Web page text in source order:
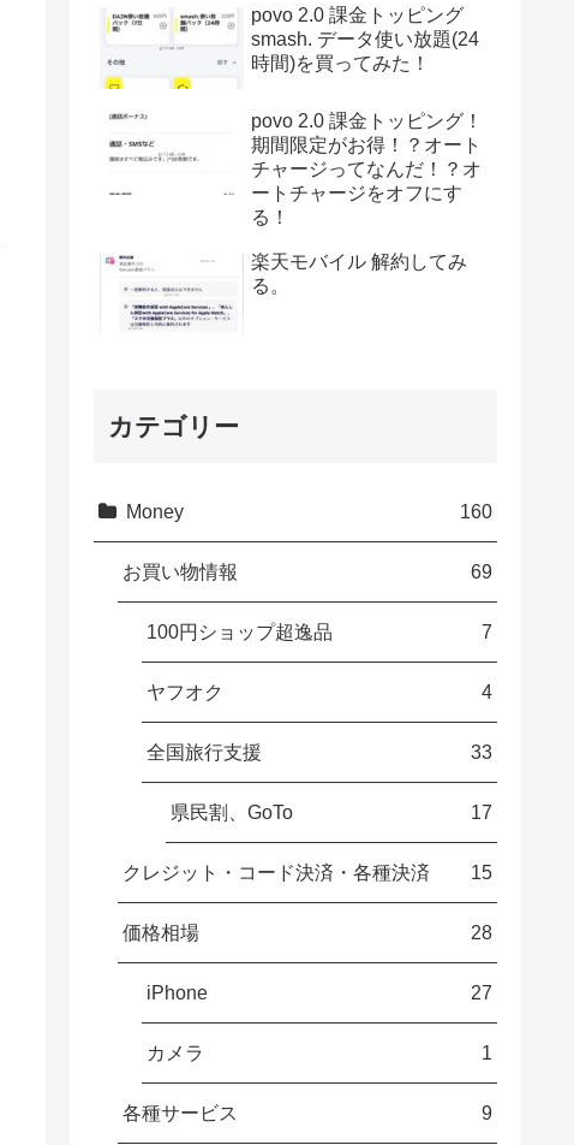
povo 2.0 課金トッピング
smash. データ使い放題(24
時間)を買ってみた！
povo 2.0 課金トッピング！
期間限定がお得！？オート
チャージってなんだ！？オ
ートチャージをオフにす
る！
楽天モバイル 解約してみ
る。
カテゴリー
Money 160
お買い物情報 69
100円ショップ超逸品 7
ヤフオク 4
全国旅行支援 33
県民割、GoTo 17
クレジット・コード決済・各種決済 15
価格相場 28
iPhone 27
カメラ 1
各種サービス 9